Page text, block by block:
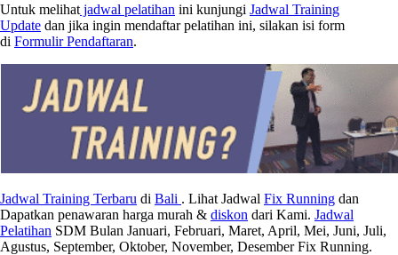
Untuk melihat jadwal pelatihan ini kunjungi Jadwal Training
Update dan jika ingin mendaftar pelatihan ini, silakan isi form
di Formulir Pendaftaran.
Jadwal Training Terbaru di Bali . Lihat Jadwal Fix Running dan
Dapatkan penawaran harga murah & diskon dari Kami. Jadwal
Pelatihan SDM Bulan Januari, Februari, Maret, April, Mei, Juni, Juli,
Agustus, September, Oktober, November, Desember Fix Running.